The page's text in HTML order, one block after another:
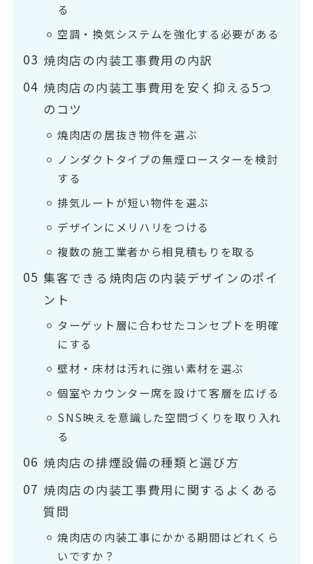
る
空調・換気システムを強化する必要がある
焼肉店の内装工事費用の内訳
焼肉店の内装工事費用を安く抑える5つ
のコツ
焼肉店の居抜き物件を選ぶ
ノンダクトタイプの無煙ロースターを検討
する
排気ルートが短い物件を選ぶ
デザインにメリハリをつける
複数の施工業者から相見積もりを取る
集客できる焼肉店の内装デザインのポイ
ント
ターゲット層に合わせたコンセプトを明確
にする
壁材・床材は汚れに強い素材を選ぶ
個室やカウンター席を設けて客層を広げる
SNS映えを意識した空間づくりを取り入れ
る
焼肉店の排煙設備の種類と選び方
焼肉店の内装工事費用に関するよくある
質問
焼肉店の内装工事にかかる期間はどれくら
いですか？